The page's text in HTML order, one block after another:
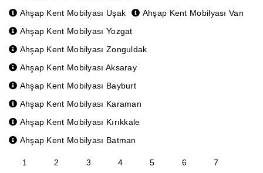
Ahşap Kent Mobilyası Uşak
Ahşap Kent Mobilyası Van
Ahşap Kent Mobilyası Yozgat
Ahşap Kent Mobilyası Zonguldak
Ahşap Kent Mobilyası Aksaray
Ahşap Kent Mobilyası Bayburt
Ahşap Kent Mobilyası Karaman
Ahşap Kent Mobilyası Kırıkkale
Ahşap Kent Mobilyası Batman
1 2 3 4 5 6
7